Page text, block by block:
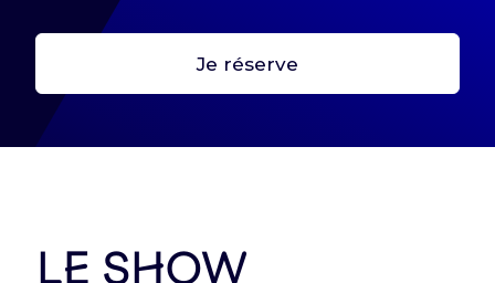
Première étape : crée ton profil
Crée ton profil pour retrouver tes billets et toutes
les infos de tes expériences Arena !
Je réserve
Le show